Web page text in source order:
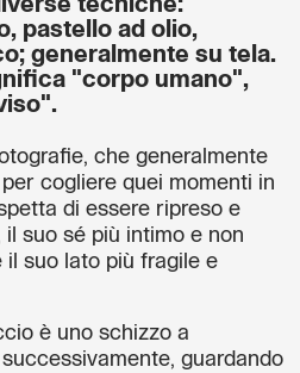
tecniche:
pastello ad olio,
generalmente su tela.
"corpo umano",
che generalmente
cogliere quei momenti in
di essere ripreso e
suo sé più intimo e non
suo lato più fragile e
è uno schizzo a
guardando